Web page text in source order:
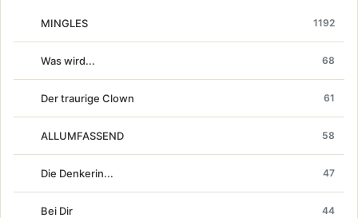
MINGLES 1192
Was wird... 68
Der traurige Clown 61
ALLUMFASSEND 58
Die Denkerin... 47
Bei Dir 44